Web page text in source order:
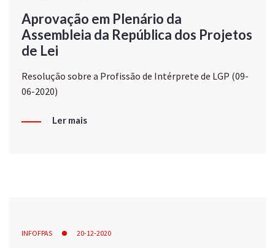
Aprovação em Plenário da
Assembleia da República dos Projetos
de Lei
Resolução sobre a Profissão de Intérprete de LGP (09-
06-2020)
Ler mais
INFOFPAS 20-12-2020